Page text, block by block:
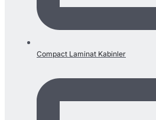
Compact Laminat Kabinler